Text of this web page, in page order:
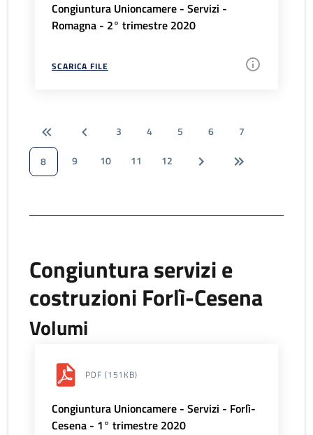
Congiuntura Unioncamere - Servizi -
Romagna - 2° trimestre 2020
SCARICA FILE
3 4 5 6
7
8
9 10 11 12
Congiuntura servizi e
costruzioni Forlì-Cesena
Volumi
PDF (151KB)
Congiuntura Unioncamere - Servizi - Forlì-
Cesena - 1° trimestre 2020